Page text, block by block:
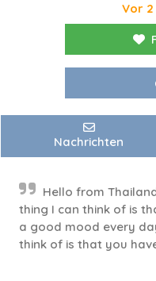
Vor
Nachrichten
Hello from
thing I can think of is
a good mood every
think of is that you